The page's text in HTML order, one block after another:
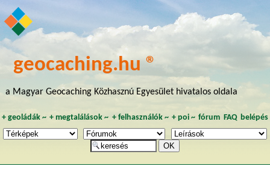
geocaching.hu ®
a Magyar Geocaching Közhasznú Egyesület hivatalos oldala
+ geoládák~ +megtalálások ~ + felhasználók~ + poi~ fórum FAQ belépés